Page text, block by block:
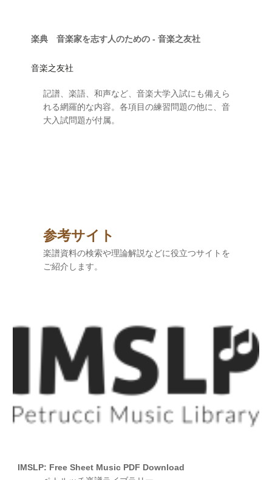
楽典 音楽家を志す人のための - 音楽之友社
音楽之友社
記譜、楽語、和声など、音楽大学入試にも備えら
れる網羅的な内容。各項目の練習問題の他に、音
大入試問題が付属。
参考サイト
楽譜資料の検索や理論解説などに役立つサイトを
ご紹介します。
IMSLP: Free Sheet Music PDF Download